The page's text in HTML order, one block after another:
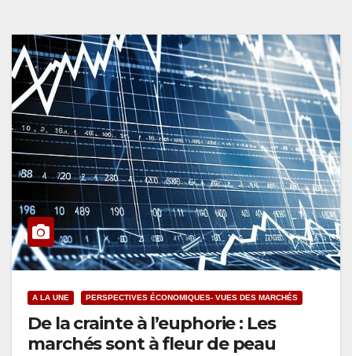
A LA UNE PERSPECTIVES ÉCONOMIQUES- VUES DES MARCHÉS
De la crainte à l’euphorie : Les
marchés sont à fleur de peau